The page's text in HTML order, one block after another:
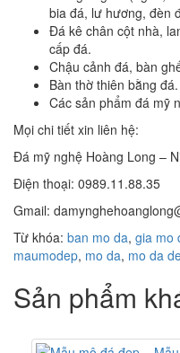
bia đá, lư hương, đèn
Đá kê chân cột nhà,
cấp đá.
Chậu cảnh đá, bàn
Bàn thờ thiên bằng đá.
Các sản phẩm đá mỹ
Mọi chi tiết xin liên hệ:
Đá mỹ nghệ Hoàng Long –
Điện thoại: 0989.11.88.35
Gmail:
Từ khóa: ban mo da, gia mo
maumodep, mo da, mo da
Sản phẩm